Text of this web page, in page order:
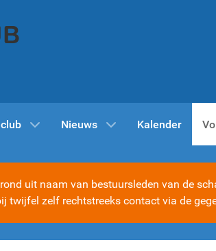
Nieuws Kalender
uit naam van bestuursleden van de
twijfel zelf rechtstreeks contact via de